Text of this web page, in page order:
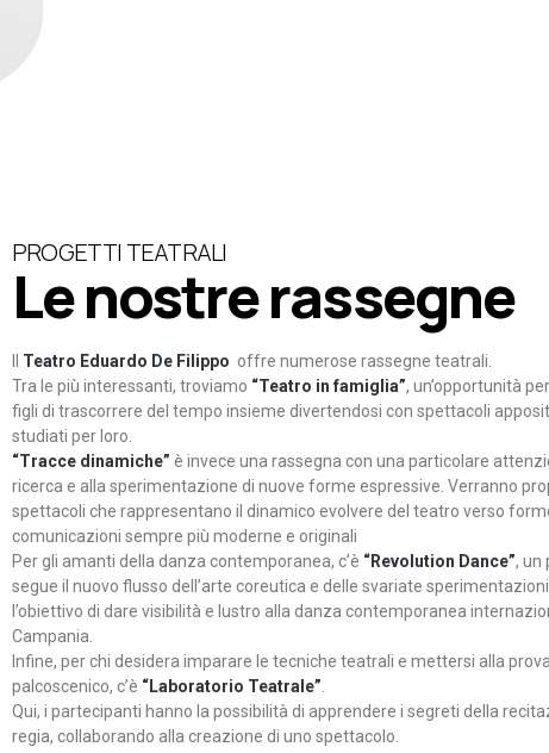
PROGETTI TEATRALI
Le nostre rassegne
Teatro Eduardo De Filippo offre numerose rassegne teatrali.
Tra le più interessanti, troviamo “Teatro in famiglia”, un’opportunità
figli di trascorrere del tempo insieme divertendosi con spettacoli
studiati per loro.
“Tracce dinamiche” è invece una rassegna con una particolare
ricerca e alla sperimentazione di nuove forme espressive. Verranno
spettacoli che rappresentano il dinamico evolvere del teatro verso
comunicazioni sempre più moderne e originali
Per gli amanti della danza contemporanea, c’è “Revolution Dance”, un
segue il nuovo flusso dell’arte coreutica e delle svariate
l’obiettivo di dare visibilità e lustro alla danza contemporanea
Campania.
Infine, per chi desidera imparare le tecniche teatrali e mettersi alla
palcoscenico, c’è “Laboratorio Teatrale”
Qui, i partecipanti hanno la possibilità di apprendere i segreti della
regia, collaborando alla creazione di uno spettacolo.